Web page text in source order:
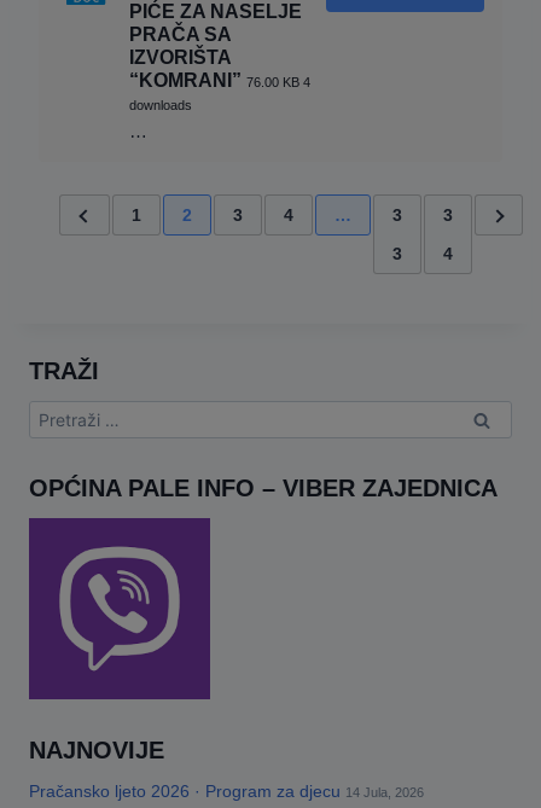
PIĆE ZA NASELJE
PRAČA SA
IZVORIŠTA
“KOMRANI” 76.00 KB 4
downloads
…
1 2 3 4 …
3
3
3
4
TRAŽI
Pretraga:
OPĆINA PALE INFO – VIBER ZAJEDNICA
NAJNOVIJE
Pračansko ljeto 2026 · Program za djecu 14 Jula, 2026